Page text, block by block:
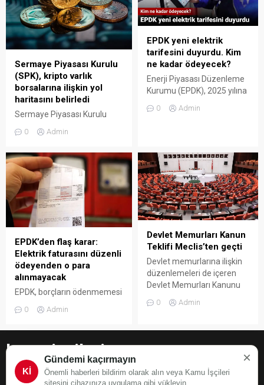
Sermaye Piyasası Kurulu
(SPK), kripto varlık
borsalarına ilişkin yol
haritasını belirledi
Sermaye Piyasası Kurulu
(SPK), kripto varlık piyasasına
yönelik kanunun ardından bu
hazırlayarak, kripto varlıkların
saklanması ve transferine
yönelik ilke ve esasları
düzenledi.
0 Admin
EPDK yeni elektrik
tarifesini duyurdu. Kim
ne kadar ödeyecek?
Enerji Piyasası Düzenleme
Kurumu (EPDK), 2025 yılına
Konuya ilişkin kurul
yayımlandı. Elektrik
tüketiminde sübvanse
edilen yıllık limit değişikli ...
0 Admin
EPDK’den flaş karar:
Elektrik faturasını düzenli
ödeyenden o para
alınmayacak
EPDK, borçların ödenmemesi
bedelinde düzenli ödeme
düzenli olarak
gerçekleştirdiği tespit edilen
0 Admin
Devlet Memurları Kanun
Teklifi Meclis’ten geçti
Devlet memurlarına ilişkin
düzenlemeleri de içeren
Devlet Memurları Kanunu
Hükmünde
Yapılmasına Dair Kanun
Teklifi, TBMM Genel
0 Admin
kamuiscileri.org ×
Kİ
Gündemi kaçırmayın
Önemli haberleri bildirim olarak alın veya Kamu İşçileri
sitesini cihazınıza uygulama gibi yükleyin.